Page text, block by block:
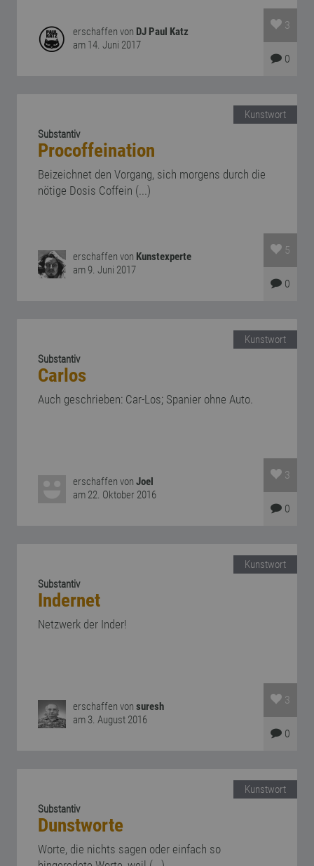
erschaffen von DJ Paul Katz
am 14. Juni 2017
3
0
Kunstwort
Substantiv
Procoffeination
Beizeichnet den Vorgang, sich morgens durch die
nötige Dosis Coffein (...)
erschaffen von Kunstexperte
am 9. Juni 2017
5
0
Kunstwort
Substantiv
Carlos
Auch geschrieben: Car-Los; Spanier ohne Auto.
erschaffen vonJoel
am 22. Oktober 2016
3
0
Kunstwort
Substantiv
Indernet
Netzwerk der Inder!
erschaffen vonsuresh
am 3. August 2016
3
0
Kunstwort
Substantiv
Dunstworte
Worte, die nichts sagen oder einfach so